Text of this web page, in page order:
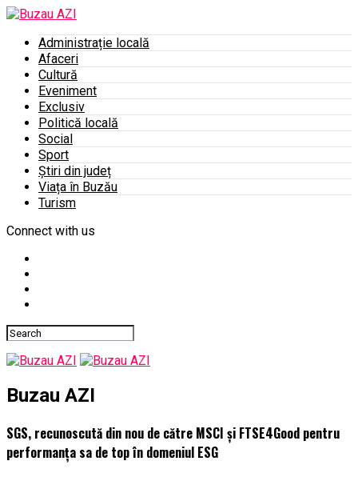
Administrație locală
Afaceri
Cultură
Eveniment
Exclusiv
Politică locală
Social
Sport
Știri din județ
Viața în Buzău
Turism
Connect with us
Buzau AZI
SGS, recunoscută din nou de către MSCI și FTSE4Good pentru
performanța sa de top în domeniul ESG